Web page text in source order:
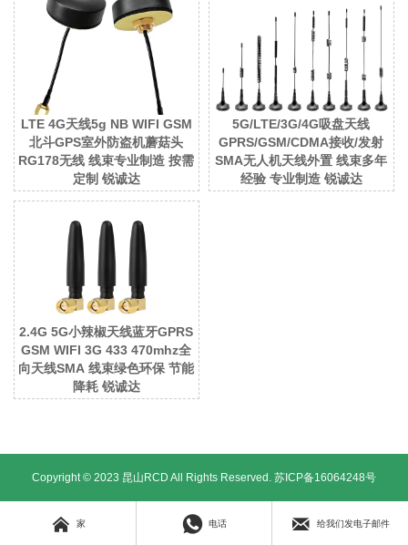
LTE 4G天线5g NB WIFI GSM
北斗GPS室外防盗机蘑菇头
RG178无线 线束专业制造 按需
定制 锐诚达
5G/LTE/3G/4G吸盘天线
GPRS/GSM/CDMA接收/发射
SMA无人机天线外置 线束多年
经验 专业制造 锐诚达
2.4G 5G小辣椒天线蓝牙GPRS
GSM WIFI 3G 433 470mhz全
向天线SMA 线束绿色环保 节能
降耗 锐诚达
Copyright © 2023 昆山RCD All Rights Reserved. 苏ICP备16064248号
 家  电话  给我们发电子邮件